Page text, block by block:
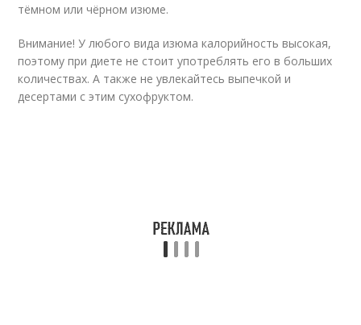
тёмном или чёрном изюме.
Внимание! У любого вида изюма калорийность высокая,
поэтому при диете не стоит употреблять его в больших
количествах. А также не увлекайтесь выпечкой и
десертами с этим сухофруктом.